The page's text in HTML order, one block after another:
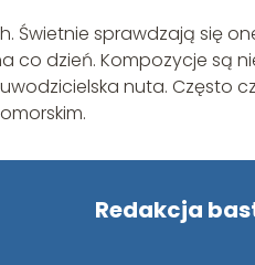
Świetnie sprawdzają się
co dzień. Kompozycje są
nuta. Często
Redakcja